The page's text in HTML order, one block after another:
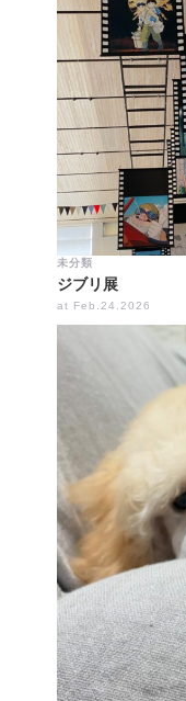
未分類
ジブリ展
at Feb.24.2026